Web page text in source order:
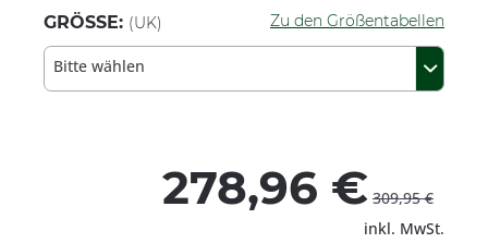
GRÖSSE: (UK) Zu den Größentabellen
Bitte wählen
278,96 € 309,95 €
inkl. MwSt.